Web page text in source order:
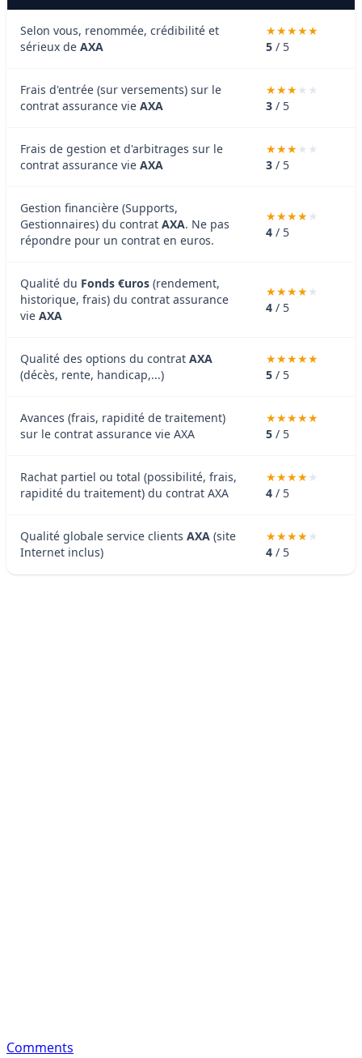
Selon vous, renommée, crédibilité et
sérieux de AXA 5 / 5
Frais d'entrée (sur versements) sur le
contrat assurance vie AXA 3 / 5
Frais de gestion et d'arbitrages sur le
contrat assurance vie AXA 3 / 5
Gestion financière (Supports,
Gestionnaires) du contrat AXA. Ne pas
répondre pour un contrat en euros.
4 / 5
Qualité du Fonds €uros (rendement,
historique, frais) du contrat assurance
vie AXA
4 / 5
Qualité des options du contrat AXA
(décès, rente, handicap,...)
5 / 5
Avances (frais, rapidité de traitement)
sur le contrat assurance vie AXA
5 / 5
Rachat partiel ou total (possibilité, frais,
rapidité du traitement) du contrat AXA
4 / 5
Qualité globale service clients AXA (site
Internet inclus)
4 / 5
Comments